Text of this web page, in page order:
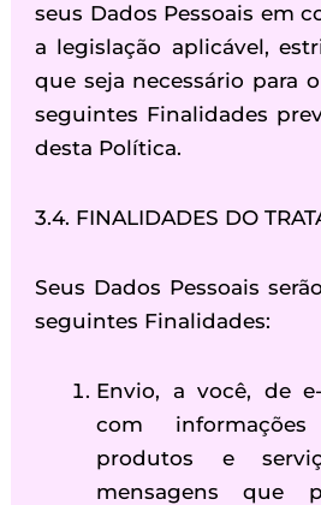
seus Dados Pessoais em
a legislação aplicável,
que seja necessário para
seguintes Finalidades
desta Política.
3.4. FINALIDADES DO
Seus Dados Pessoais
seguintes Finalidades:
Envio, a você, de
com
produtos e
mensagens que